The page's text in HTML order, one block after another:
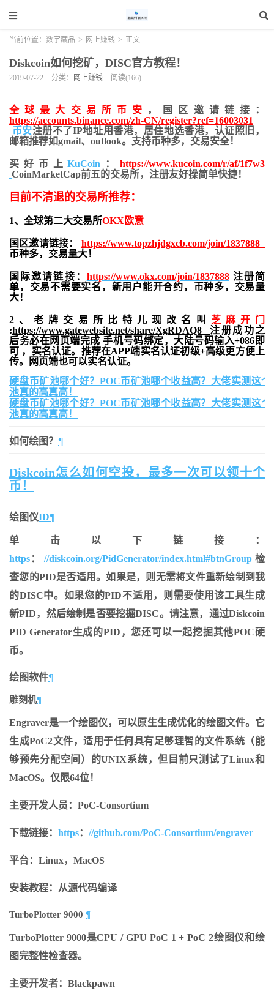
当前位置： 数字藏品 > 网上赚钱 > 正文
Diskcoin如何挖矿，DISC官方教程！
2019-07-22 分类： 网上赚钱 阅读(166)
全球最大交易所 币安
，国区邀请链接：
https://accounts.binance.com/zh-CN/register?ref=16003031
币安注册不了IP地址用香港，居住地选香港，认证照旧，
邮箱推荐如gmail、outlook。支持币种多，交易安全！
买好币上KuCoin ：https://www.kucoin.com/r/af/1f7w3
CoinMarketCap前五的交易所，注册友好操简单快捷！
目前不清退的交易所推荐：
1、全球第二大交易所OKX欧意
国区邀请链接： https://www.topzhjdgxcb.com/join/1837888
币种多，交易量大！
国际邀请链接： https://www.okx.com/join/1837888注册简
单，交易不需要实名，新用户能开合约， 币种多，交易量
大！
2、老牌交易所比特儿现改名叫 芝麻开门
:https://www.gatewebsite.net/share/XgRDAQ8 注册成功之
后务必在网页端完成 手机号码绑定，大陆号码输入+086即
可 ，实名认证。推荐在APP端实名认证初级+高级更方便上
传。网页端也可以实名认证。
硬盘币矿池哪个好？POC币矿池哪个收益高？大佬实测这个
池真的高真高！
硬盘币矿池哪个好？POC币矿池哪个收益高？大佬实测这个
池真的高真高！
如何绘图？ ¶
Diskcoin怎么如何空投，最多一次可以领十个
币！
绘图仪ID¶
单击以下链接：
https ： //diskcoin.org/PidGenerator/index.html#btnGroup 检
查您的PID是否适用。如果是，则无需将文件重新绘制到我
的DISC中。如果您的PID不适用，则需要使用该工具生成
新PID，然后绘制是否要挖掘DISC。请注意，通过Diskcoin
PID Generator生成的PID，您还可以一起挖掘其他POC硬
币。
绘图软件¶
雕刻机¶
Engraver是一个绘图仪，可以原生生成优化的绘图文件。它
生成PoC2文件，适用于任何具有足够理智的文件系统（能
够预先分配空间）的UNIX系统，但目前只测试了Linux和
MacOS。仅限64位！
主要开发人员：PoC-Consortium
下载链接： https： //github.com/PoC-Consortium/engraver
平台：Linux，MacOS
安装教程：从源代码编译
TurboPlotter 9000 ¶
TurboPlotter 9000是CPU / GPU PoC 1 + PoC 2绘图仪和绘
图完整性检查器。
主要开发者：Blackpawn